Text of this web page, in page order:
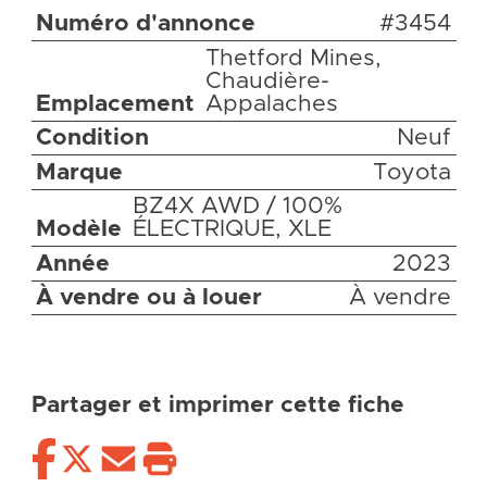
Numéro d'annonce #3454
Emplacement
Thetford Mines,
Chaudière-
Appalaches
Condition
Neuf
Marque
Toyota
Modèle
BZ4X AWD / 100%
ÉLECTRIQUE, XLE
Année
2023
À vendre ou à louer
À vendre
Partager et imprimer cette fiche